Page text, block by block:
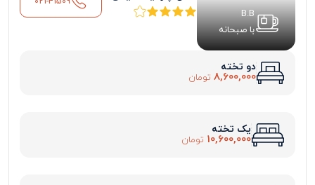
B.B
با صبحانه
دو تخته
8,600,000 تومان
یک تخته
10,600,000 تومان